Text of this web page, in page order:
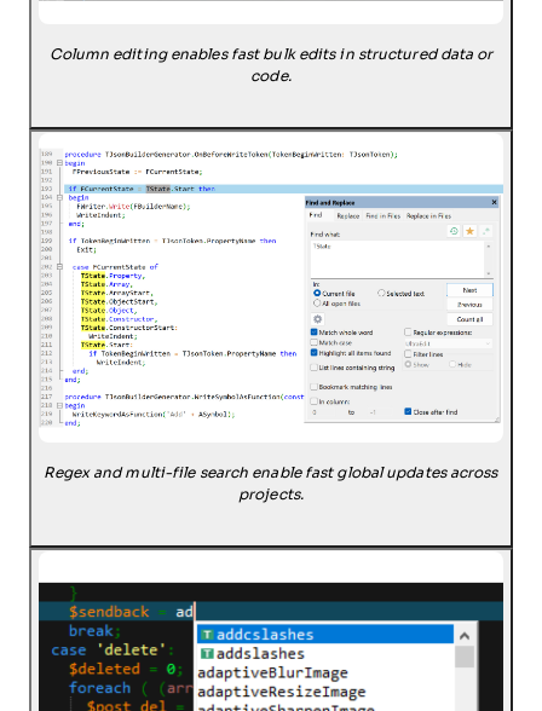
Column editing enables fast bulk edits in structured data or
code.
Regex and multi-file search enable fast global updates across
projects.